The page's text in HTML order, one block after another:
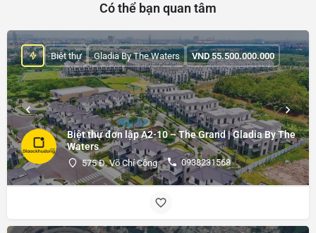
Có thể bạn quan tâm
Biệt thự đơn lập A2-10 – The Grand | Gladia By The
Waters
575 Đ. Võ Chí Công 0938231568
Biệt thự Gladia By The Waters VND55.500.000.000